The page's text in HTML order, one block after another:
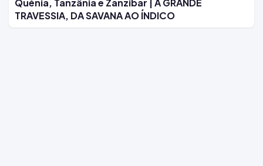
Quénia, Tanzânia e Zanzibar | A GRANDE
TRAVESSIA, DA SAVANA AO ÍNDICO